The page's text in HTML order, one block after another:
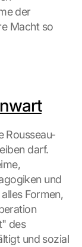
der
Macht so
Rousseau-
darf.
und
Formen,
des
und sozial